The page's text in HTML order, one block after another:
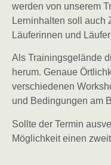
werden von unserem
Lerninhalten soll auch
Läuferinnen und
Als Trainingsgelände
herum. Genaue
verschiedenen
und Bedingungen am
Sollte der Termin
Möglichkeit einen